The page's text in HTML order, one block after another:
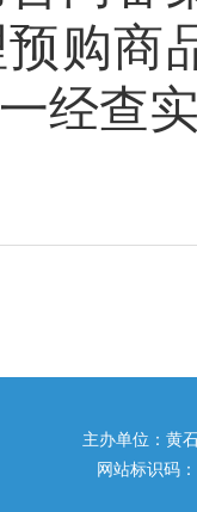
购商
经查
主办单位：黄
网站标识码